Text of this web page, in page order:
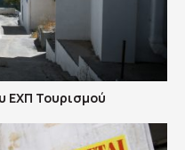
ΕΧΠ Τουρισμού